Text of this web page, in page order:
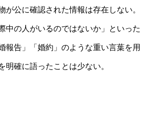
公に確認された情報は存在しない。
中の人がいるのではないか」といった
報告」「婚約」のような重い言葉を用
確に語ったことは少ない。